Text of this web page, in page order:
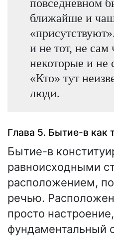
ближайше и
и не тот, не сам
некоторые и не
«Кто» тут
люди.
Глава 5. Бытие-в как
Бытие-в
равноисходными
расположением,
речью.
просто
фундаментальный